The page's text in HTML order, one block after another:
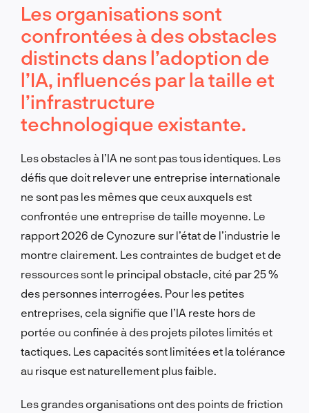
Les organisations sont
confrontées à des obstacles
distincts dans l’adoption de
l’IA, influencés par la taille et
l’infrastructure
technologique existante.
Les obstacles à l’IA ne sont pas tous identiques. Les
défis que doit relever une entreprise internationale
ne sont pas les mêmes que ceux auxquels est
confrontée une entreprise de taille moyenne. Le
rapport 2026 de Cynozure sur l’état de l’industrie le
montre clairement. Les contraintes de budget et de
ressources sont le principal obstacle, cité par 25 %
des personnes interrogées. Pour les petites
entreprises, cela signifie que l’IA reste hors de
portée ou confinée à des projets pilotes limités et
tactiques. Les capacités sont limitées et la tolérance
au risque est naturellement plus faible.
Les grandes organisations ont des points de friction